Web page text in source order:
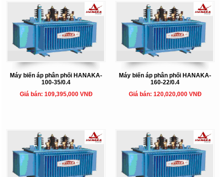
Máy biến áp phân phối HANAKA-
100-35/0.4
Giá bán: 109,395,000 VNĐ
Máy biến áp phân phối HANAKA-
160-22/0.4
Giá bán: 120,020,000 VNĐ